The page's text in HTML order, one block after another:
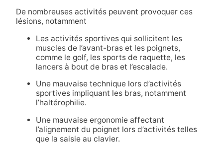
De nombreuses activités peuvent provoquer ces
lésions, notamment
Les activités sportives qui sollicitent les
muscles de l’avant-bras et les poignets,
comme le golf, les sports de raquette, les
lancers à bout de bras et l’escalade.
Une mauvaise technique lors d’activités
sportives impliquant les bras, notamment
l’haltérophilie.
Une mauvaise ergonomie affectant
l’alignement du poignet lors d’activités telles
que la saisie au clavier.